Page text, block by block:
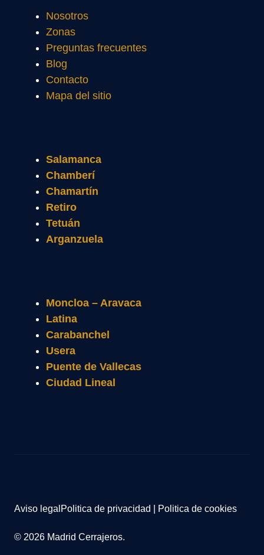
Nosotros
Zonas
Preguntas frecuentes
Blog
Contacto
Mapa del sitio
Salamanca
Chamberí
Chamartín
Retiro
Tetuán
Arganzuela
Moncloa – Aravaca
Latina
Carabanchel
Usera
Puente de Vallecas
Ciudad Lineal
© 2026 Madrid Cerrajeros.
Aviso legal Politica de privacidad Politica de cookies